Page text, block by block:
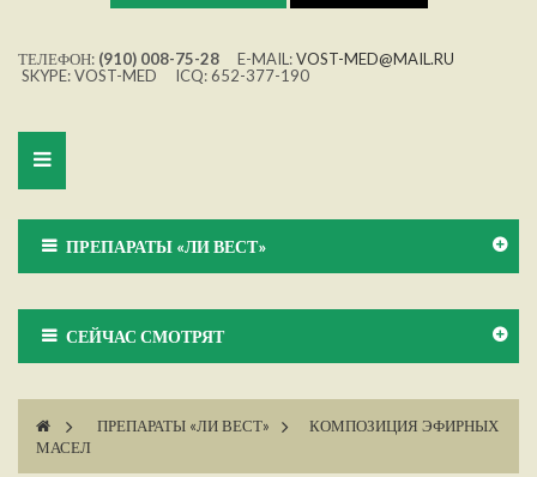
ТЕЛЕФОН: (910) 008-75-28 E-MAIL:VOST-MED@MAIL.RU
SKYPE: VOST-MED ICQ: 652-377-190
Toggle
ПРЕПАРАТЫ «ЛИ ВЕСТ»
СЕЙЧАС СМОТРЯТ
> ПРЕПАРАТЫ «ЛИ ВЕСТ» >
КОМПОЗИЦИЯ ЭФИРНЫХ
МАСЕЛ